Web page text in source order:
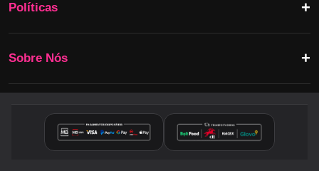
Políticas
Sobre Nós